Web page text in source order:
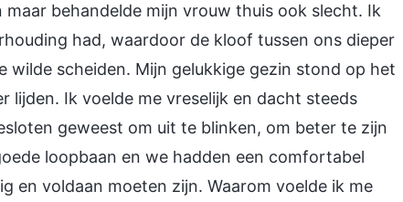
behandelde mijn vrouw thuis ook slecht. Ik
had, waardoor de kloof tussen ons dieper
scheiden. Mijn gelukkige gezin stond op het
lijden. Ik voelde me vreselijk en dacht steeds
geweest om uit te blinken, om beter te zijn
loopbaan en we hadden een comfortabel
en voldaan moeten zijn. Waarom voelde ik me